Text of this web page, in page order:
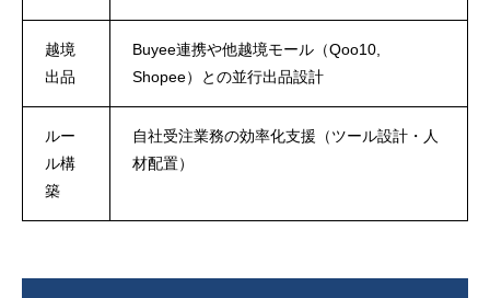
越境
出品
Buyee連携や他越境モール（Qoo10,
Shopee）との並行出品設計
ルー
ル構
築
自社受注業務の効率化支援（ツール設計・人
材配置）